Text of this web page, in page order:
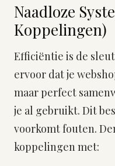
Naadloze
Koppelingen)
Efficiëntie is de
ervoor dat je
maar perfect
je al gebruikt. Dit
voorkomt fouten.
koppelingen met: